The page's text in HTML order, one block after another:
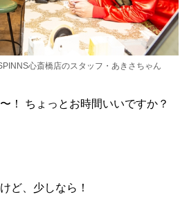
心斎橋店のスタッフ・あきさちゃん
！ ちょっとお時間いいですか？
ど、少しなら！